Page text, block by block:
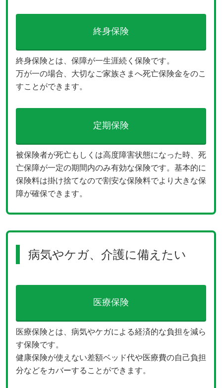
終身保険
終身保険とは、保障が一生涯続く保険です。
万が一の場合、大切なご家族さまへ死亡保険金をのこ
すことができます。
定期保険
被保険者が死亡もしくは高度障害状態になった時、死
亡保障が一定の期間内のみ有効な保険です。基本的に
保険料は掛け捨てなので割安な保険料でより大きな保
障が確保できます。
病気やケガ、介護に備えたい
医療保険
医療保険とは、病気やケガによる経済的な負担を減ら
す保険です。
健康保険が使えない差額ベッド代や医療費の自己負担
分などをカバーすることができます。